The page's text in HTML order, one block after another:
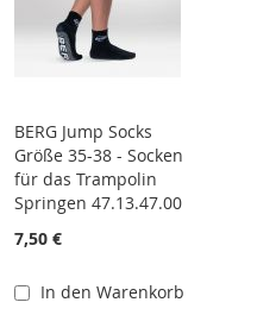
BERG Jump Socks
Größe 35-38 - Socken
für das Trampolin
Springen 47.13.47.00
7,50 €
In den Warenkorb